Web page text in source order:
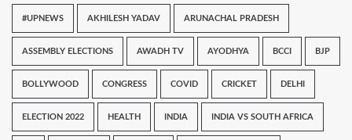
#UPNEWS AKHILESH YADAV ARUNACHAL PRADESH
ASSEMBLY ELECTIONS AWADH TV AYODHYA BCCI BJP
BOLLYWOOD CONGRESS COVID CRICKET DELHI
ELECTION 2022 HEALTH INDIA INDIA VS SOUTH AFRICA